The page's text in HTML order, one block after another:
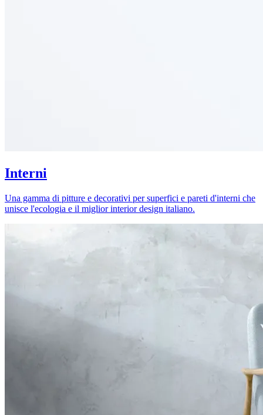
Interni
Una gamma di pitture e decorativi per superfici e pareti d'interni che
unisce l'ecologia e il miglior interior design italiano.